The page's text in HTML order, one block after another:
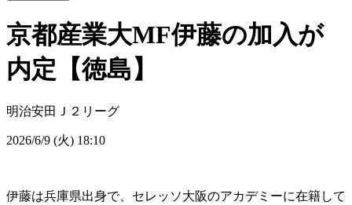
京都産業大MF伊藤の加入が
内定【徳島】
明治安田Ｊ２リーグ
2026/6/9 (火) 18:10
伊藤は兵庫県出身で、セレッソ大阪のアカデミーに在籍して